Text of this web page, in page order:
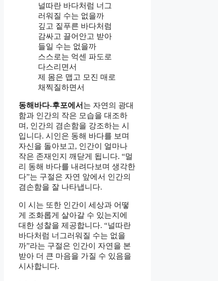
널따란 바다처럼 너그
러워질 수는 없을까
깊고 짙푸른 바다처럼
감싸고 끌어안고 받아
들일 수는 없을까
스스로는 억센 파도로
다스리면서
제 몸은 맵고 모진 매로
채찍질하면서
동해바다-후포에서 는 자연의 광대
함과 인간의 작은 모습을 대조하
며, 인간의 겸손함을 강조하는 시
입니다. 시인은 동해 바다를 보며
자신을 돌아보고, 인간이 얼마나
작은 존재인지 깨닫게 됩니다. “멀
리 동해 바다를 내려다보며 생각한
다”는 구절은 자연 앞에서 인간의
겸손함을 잘 나타냅니다.
이 시는 또한 인간이 세상과 어떻
게 조화롭게 살아갈 수 있는지에
대한 성찰을 제공합니다. “널따란
바다처럼 너그러워질 수는 없을
까”라는 구절은 인간이 자연을 본
받아 더 큰 마음을 가질 수 있음을
시사합니다.